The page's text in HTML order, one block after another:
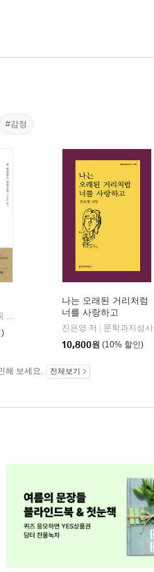
#감정
존 윌리엄스 저/김승욱 역
알에이치코리아(RHK)
)
나는 오래된 거리처럼
너를 사랑하고
진은영 저
문학과지성사
10,800원 (10% 할인)
해 보세요. 전체보기